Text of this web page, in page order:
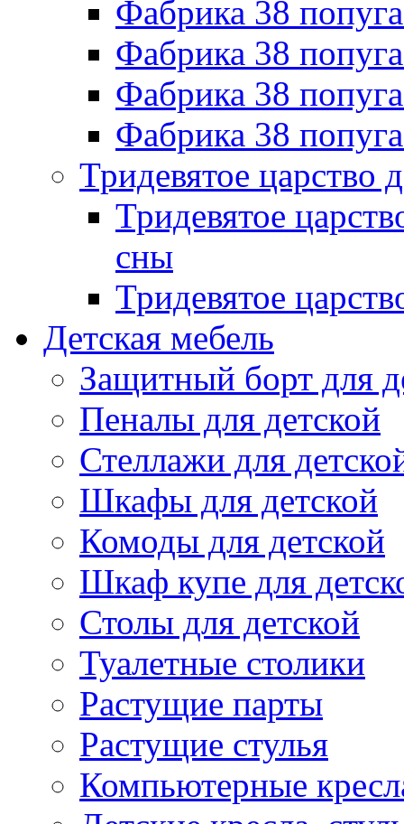
Фабрика 38
Фабрика 38
Фабрика 38
Фабрика 38
Тридевятое царство
Тридевятое
сны
Тридевятое
Детская мебель
Защитный борт для
Пеналы для детской
Стеллажи для
Шкафы для детской
Комоды для детской
Шкаф купе для
Столы для детской
Туалетные столики
Растущие парты
Растущие стулья
Компьютерные